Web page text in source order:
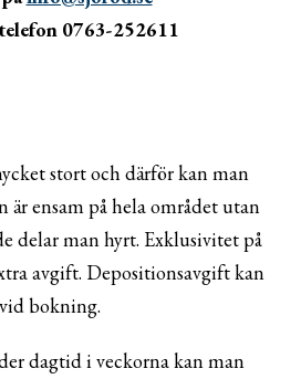
0763-252611
stort och därför kan man
ensam på hela området utan
delar man hyrt. Exklusivitet på
avgift. Depositionsavgift kan
bokning.
dagtid i veckorna kan man